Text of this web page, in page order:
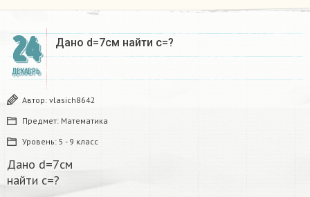
24
ДЕКАБРЬ
Дано d=7см найти с=?​
Автор: vlasich8642
Предмет: Математика
Уровень: 5 - 9 класс
Дано d=7см
найти с=?​